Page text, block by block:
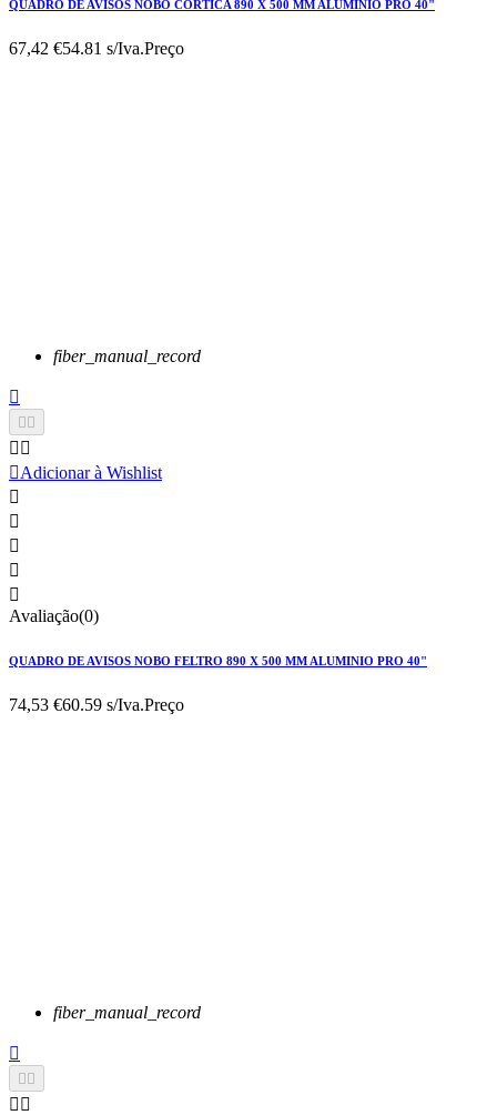
QUADRO DE AVISOS NOBO CORTICA 890 X 500 MM ALUMINIO PRO 40"
67,42 €54.81 s/Iva.Preço
fiber_manual_record

 
 
Adicionar à Wishlist





Avaliação(0)
QUADRO DE AVISOS NOBO FELTRO 890 X 500 MM ALUMINIO PRO 40"
74,53 €60.59 s/Iva.Preço
fiber_manual_record

 
 